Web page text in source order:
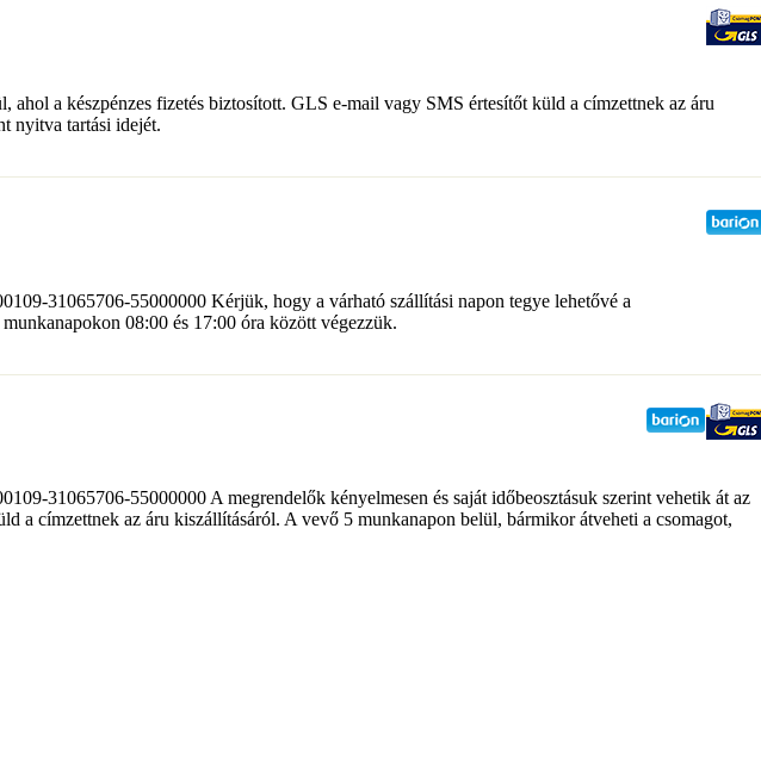
a készpénzes fizetés biztosított. GLS e-mail vagy SMS értesítőt küld a címzettnek az áru
nyitva tartási idejét.
31065706-55000000 Kérjük, hogy a várható szállítási napon tegye lehetővé a
08:00 és 17:00 óra között végezzük.
31065706-55000000 A megrendelők kényelmesen és saját időbeosztásuk szerint vehetik át az
a címzettnek az áru kiszállításáról. A vevő 5 munkanapon belül, bármikor átveheti a csomagot,